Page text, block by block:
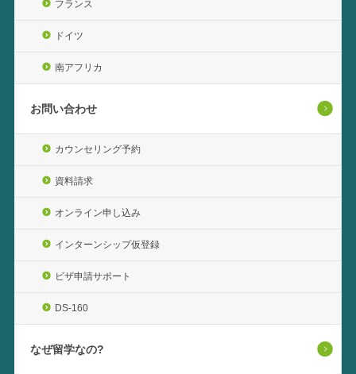
フランス
ドイツ
南アフリカ
お問い合わせ
カウンセリング予約
資料請求
オンライン申し込み
インターンシップ仮登録
ビザ申請サポート
DS-160
なぜ留学なの?